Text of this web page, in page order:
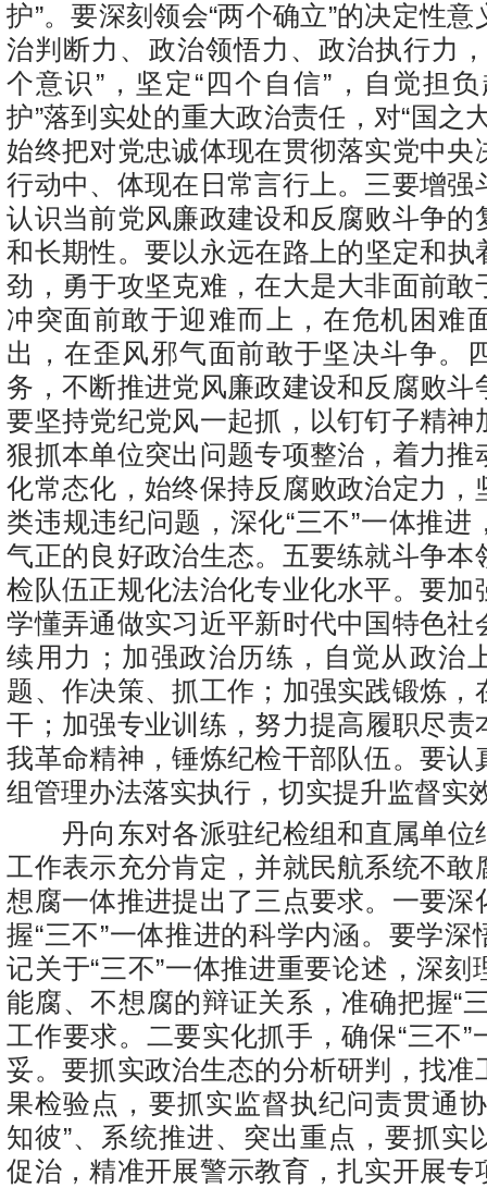
护”。要深刻领会“两个确立”的决定性
治判断力、 政治领悟力、政治执行力
个意识”，坚定“四个自信”，自觉担
护”落到实处的重大政治责任，对“国之
始终把对党忠诚体现在贯彻落实党中央
行动中、体现在日常言行上。 三要增强
认识当前党风廉政建设和反腐败斗争的
和长期性。 要以永远在路上的坚定和执
劲，勇于攻坚克难，在大是大非面前敢
冲突面前敢于迎难而上，在危机困难
出，在歪风邪气面前敢于坚决斗争。
务，不断推进党风廉政建设和反腐败斗
要坚持党纪党风一起抓，以钉钉子精神
狠抓本单位突出问题专项整治，着力推
化常态化，始终保持反腐败政治定力，
类违规违纪问题，深化“三不”一体推进
气正的良好政治生态。五要练就斗争本
检队伍正规化法治化专业化水平。要加
学懂弄通做实习近平新时代中国特色社
续用力；加强政治历练，自觉从政治
题、作决策、抓工作；加强实践锻炼，
干；加强专业训练 ， 努力提高履职尽责
我革命精神，锤炼纪检干部队伍。要认
组管理办法落实执行，切实提升监督实
丹向东对各派驻纪检组和直属单位
工作表示充分肯定，并就民航系统不敢
想腐一体推进提出了三点要求。一要深
握“三不”一体推进的科学内涵。要学深
记关于“三不”一体推进重要论述，深刻
能腐、不想腐的辩证关系，准确把握“
工作要求。二要实化抓手，确保“三不”
妥。要抓实政治生态的分析研判，找准
果检验点，要抓实监督执纪问责贯通
知彼”、系统推进、突出重点，要抓实
促治，精准开展警示教育，扎实开展专